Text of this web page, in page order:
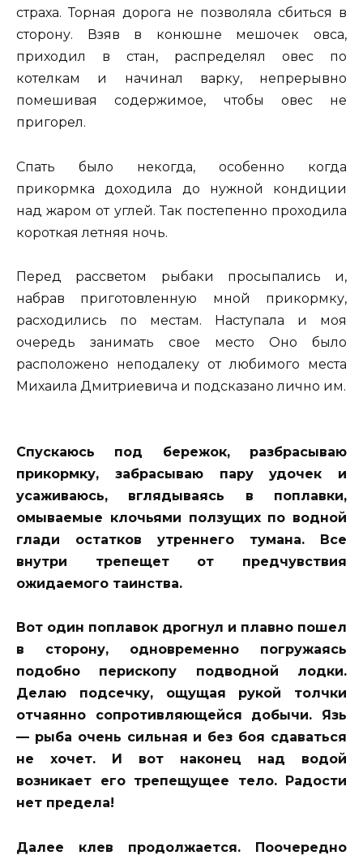
страха. Торная дорога не позволяла сбиться в
сторону. Взяв в конюшне мешочек овса,
приходил в стан, распределял овес по
котелкам и начинал варку, непрерывно
помешивая содержимое, чтобы овес не
пригорел.
Спать было некогда, особенно когда
прикормка доходила до нужной кондиции
над жаром от углей. Так постепенно проходила
короткая летняя ночь.
Перед рассветом рыбаки просыпались и,
набрав приготовленную мной прикормку,
расходились по местам. Наступала и моя
очередь занимать свое место Оно было
расположено неподалеку от любимого места
Михаила Дмитриевича и подсказано лично им.
Спускаюсь под бережок, разбрасываю
прикормку, забрасываю пару удочек и
усаживаюсь, вглядываясь в поплавки,
омываемые клочьями ползущих по водной
глади остатков утреннего тумана. Все
внутри трепещет от предчувствия
ожидаемого таинства.
Вот один поплавок дрогнул и плавно пошел
в сторону, одновременно погружаясь
подобно перископу подводной лодки.
Делаю подсечку, ощущая рукой толчки
отчаянно сопротивляющейся добычи. Язь
— рыба очень сильная и без боя сдаваться
не хочет. И вот наконец над водой
возникает его трепещущее тело. Радости
нет предела!
Далее клев продолжается. Поочередно